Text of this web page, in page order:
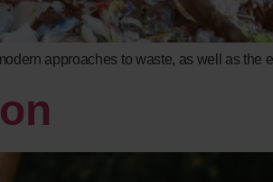
approaches to waste, as well as the